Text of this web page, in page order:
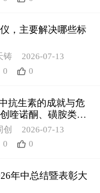
，主要解决哪些标
铸
2026-07-13
0 0
抗生素的成就与危
喹诺酮、磺胺类质
境安全防线
创
2026-07-13
0 0
年中总结暨表彰大